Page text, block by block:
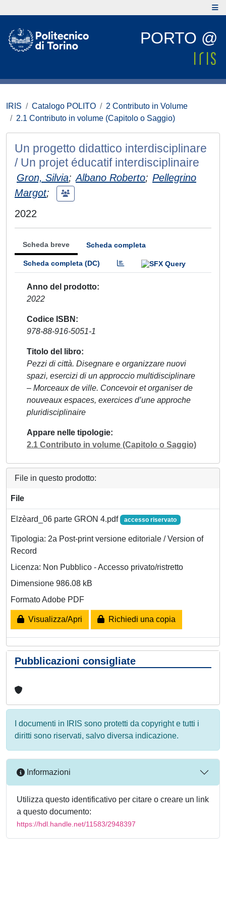
PORTO @
IRIS Catalogo POLITO
2 Contributo in Volume
2.1 Contributo in volume (Capitolo o Saggio)
Un progetto didattico interdisciplinare
/ Un projet éducatif interdisciplinaire
Gron, Silvia; Albano Roberto; Pellegrino
Margot;
2022
Scheda breve Scheda completa
Scheda completa (DC)
Anno del prodotto
2022
Codice ISBN
978-88-916-5051-1
Titolo del libro
Pezzi di città. Disegnare e organizzare nuovi
spazi, esercizi di un approccio multidisciplinare
– Morceaux de ville. Concevoir et organiser de
nouveaux espaces, exercices d’une approche
pluridisciplinaire
Appare nelle tipologie
2.1 Contributo in volume (Capitolo o Saggio)
File in questo prodotto:
File
Elzèard_06 parte GRON 4.pdf accesso riservato
Tipologia: 2a Post-print versione editoriale / Version of
Record
Licenza: Non Pubblico - Accesso privato/ristretto
Dimensione 986.08 kB
Formato Adobe PDF
Visualizza/Apri Richiedi una copia
Pubblicazioni consigliate
I documenti in IRIS sono protetti da copyright e tutti i
diritti sono riservati, salvo diversa indicazione.
Informazioni
Utilizza questo identificativo per citare o creare un link
a questo documento:
https://hdl.handle.net/11583/2948397